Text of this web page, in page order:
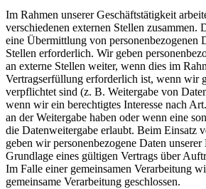
Im Rahmen unserer Geschäftstätigkeit
verschiedenen externen Stellen zusammen.
eine Übermittlung von personenbezogenen
Stellen erforderlich. Wir geben
an externe Stellen weiter, wenn dies im
Vertragserfüllung erforderlich ist, wenn wir
verpflichtet sind (z. B. Weitergabe von
wenn wir ein berechtigtes Interesse nach
an der Weitergabe haben oder wenn eine
die Datenweitergabe erlaubt. Beim Einsatz
geben wir personenbezogene Daten
Grundlage eines gültigen Vertrags über
Im Falle einer gemeinsamen Verarbeitung
gemeinsame Verarbeitung geschlossen.